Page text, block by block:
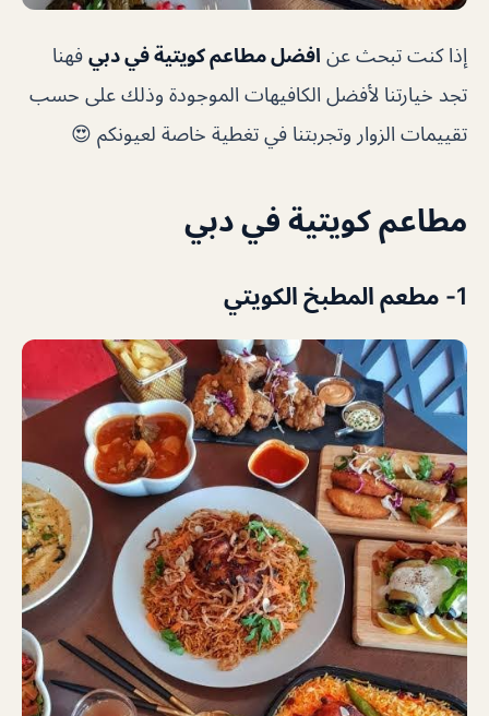
إذا كنت تبحث عن افضل مطاعم كويتية في دبي فهنا
تجد خيارتنا لأفضل الكافيهات الموجودة وذلك على حسب
تقييمات الزوار وتجربتنا في تغطية خاصة لعيونكم 😍
مطاعم كويتية في دبي
1- مطعم المطبخ الكويتي